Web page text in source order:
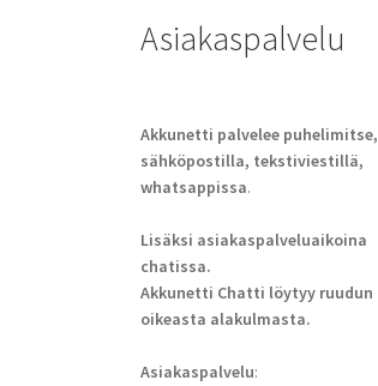
Asiakaspalvelu
Akkunetti palvelee puhelimitse,
sähköpostilla, tekstiviestillä,
whatsappissa.
Lisäksi asiakaspalveluaikoina
chatissa.
Akkunetti Chatti löytyy ruudun
oikeasta alakulmasta.
Asiakaspalvelu: